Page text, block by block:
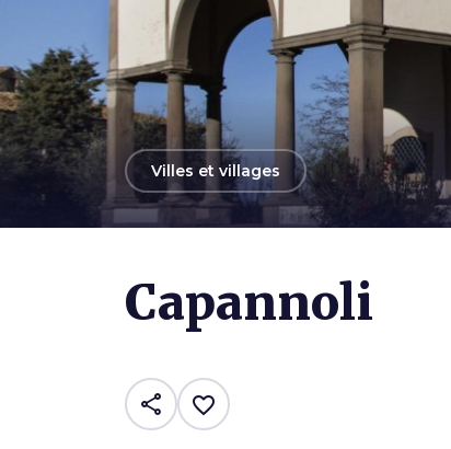
arrow_back
Villes et villages
Capannoli
share favorite_border